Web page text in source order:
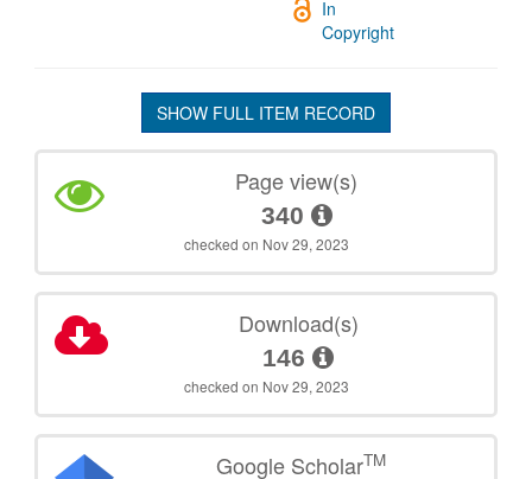
In
Copyright
SHOW FULL ITEM RECORD
Page view(s)
340
checked on Nov 29, 2023
Download(s)
146
checked on Nov 29, 2023
Google ScholarTM